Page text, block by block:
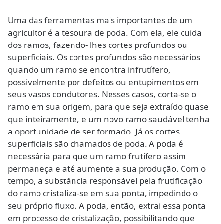
Uma das ferramentas mais importantes de um
agricultor é a tesoura de poda. Com ela, ele cuida
dos ramos, fazendo- lhes cortes profundos ou
superficiais. Os cortes profundos são necessários
quando um ramo se encontra infrutífero,
possivelmente por defeitos ou entupimentos em
seus vasos condutores. Nesses casos, corta-se o
ramo em sua origem, para que seja extraído quase
que inteiramente, e um novo ramo saudável tenha
a oportunidade de ser formado. Já os cortes
superficiais são chamados de poda. A poda é
necessária para que um ramo frutífero assim
permaneça e até aumente a sua produção. Com o
tempo, a substância responsável pela frutificação
do ramo cristaliza-se em sua ponta, impedindo o
seu próprio fluxo. A poda, então, extrai essa ponta
em processo de cristalização, possibilitando que